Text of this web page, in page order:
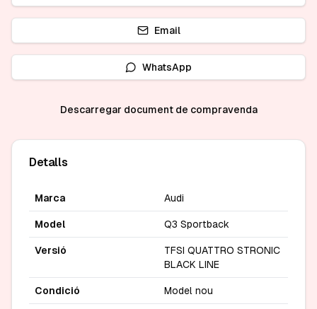
Email
WhatsApp
Descarregar document de compravenda
Detalls
Marca Audi
Model Q3 Sportback
Versió
TFSI QUATTRO STRONIC
BLACK LINE
Condició Model nou